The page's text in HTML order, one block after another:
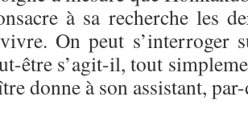
à sa recherche les
On peut s’interroger
être s’agit-il, tout
donne à son assistant,